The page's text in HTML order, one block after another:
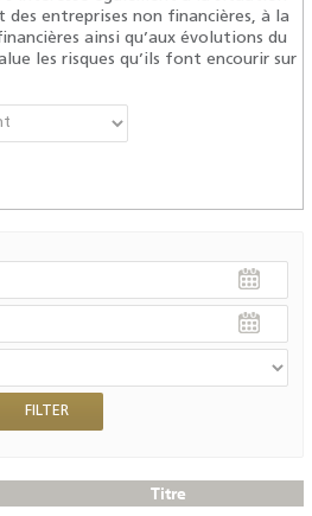
des entreprises non financières, à la
ainsi qu’aux évolutions du
les risques qu’ils font encourir sur
Titre